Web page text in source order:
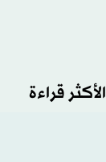
الأكثر قراءة